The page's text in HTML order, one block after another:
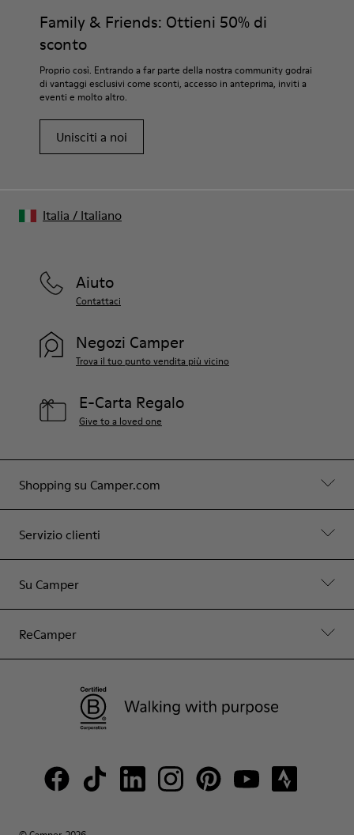
Family & Friends: Ottieni 50% di
sconto
Proprio così. Entrando a far parte della nostra community godrai
di vantaggi esclusivi come sconti, accesso in anteprima, inviti a
eventi e molto altro.
Unisciti a noi
Shopping su Camper.com
Servizio clienti
Su Camper
ReCamper
Aiuto
Contattaci
Negozi Camper
Trova il tuo punto vendita più vicino
E-Carta Regalo
Give to a loved one
Italia / Italiano